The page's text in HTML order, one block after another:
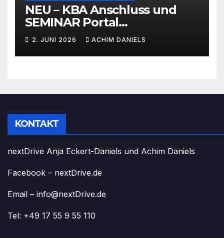
NEU – KBA Anschluss und
SEMINAR Portal
AKTIONSPREISE!!! Bis zu 50%
RABATT
2. JUNI 2026 ACHIM DANIELS
KONTAKT
nextDrive Anja Eckert-Daniels und Achim Daniels
Facebook – nextDrive.de
Email – info@nextDrive.de
Tel: +49 17 55 9 55 110